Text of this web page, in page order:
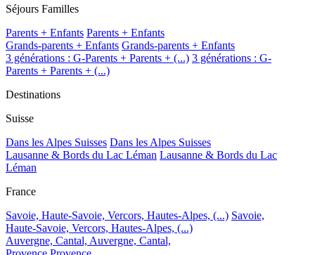
Séjours Familles
Parents + Enfants Parents + Enfants
Grands-parents + Enfants Grands-parents + Enfants
3 générations : G-Parents + Parents + (...) 3 générations : G-
Parents + Parents + (...)
Destinations
Suisse
Dans les Alpes Suisses Dans les Alpes Suisses
Lausanne & Bords du Lac Léman Lausanne & Bords du Lac
Léman
France
Savoie, Haute-Savoie, Vercors, Hautes-Alpes, (...) Savoie,
Haute-Savoie, Vercors, Hautes-Alpes, (...)
Auvergne, Cantal, Auvergne, Cantal,